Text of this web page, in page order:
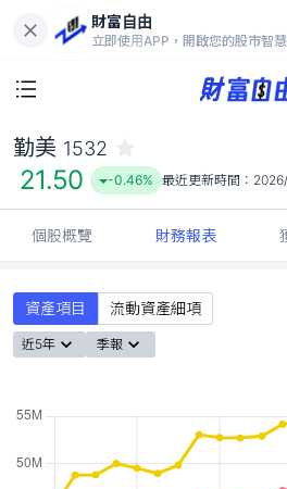
財富自由
立即使用APP，開啟您的股市智慧
21.50
-0.46%
勤美 1532
21.50 -0.46% 最近更新時間：
個股概覽 財務報表
資產項目 流動資產細項
近5年 季報